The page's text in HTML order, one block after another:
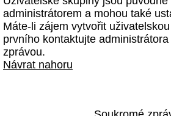
administrátorem a mohou také
Máte-li zájem vytvořit
prvního kontaktujte
zprávou.
Návrat nahoru